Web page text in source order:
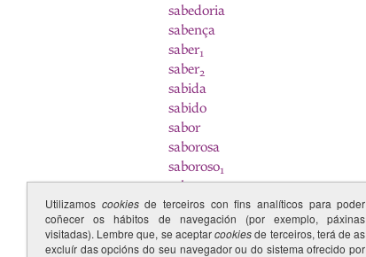
sabedoria
sabença
saber1
saber2
sabida
sabido
sabor
saborosa
saboroso1
saboroso
sabuda
sabudo
Sabugal
Utilizamos cookiesde terceiros con fins analíticos para poder
coñecer os hábitos de navegación (por exemplo, páxinas
visitadas). Lembre que, se aceptarcookiesde terceiros, terá de as
excluír das opcións do seu navegador ou do sistema ofrecido por